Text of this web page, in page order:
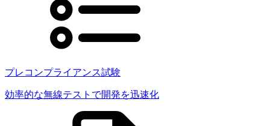
プレコンプライアンス試験
効率的な無線テストで開発を迅速化